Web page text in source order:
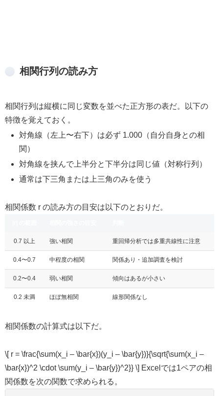
相関行列の読み方
相関行列は縦横に同じ変数を並べた正方形の表だ。以下の
特徴を覚えておく。
対角線（左上〜右下）は必ず 1.000（自分自身との相
関）
対角線を挟んで上半分と下半分は同じ値（対称行列）
通常は下三角または上三角のみを使う
相関係数 r の読み方の目安は以下のとおりだ。
0.7 以上 強い相関 重回帰分析では多重共線性に注意
0.4〜0.7 中程度の相関 関係あり・追加調査を検討
0.2〜0.4 弱い相関 傾向はあるが小さい
0.2 未満 ほぼ無相関 線形関係なし
相関係数の計算式は以下だ。
\[ r = \frac{\sum(x_i – \bar{x})(y_i – \bar{y})}{\sqrt{\sum(x_i –
\bar{x})^2 \cdot \sum(y_i – \bar{y})^2}} \] Excelでは1ペアの相
関係数を次の関数で求められる。